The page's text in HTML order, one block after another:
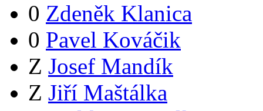
0 Zdeněk Klanica
0 Pavel Kováčik
Z Josef Mandík
Z Jiří Maštálka